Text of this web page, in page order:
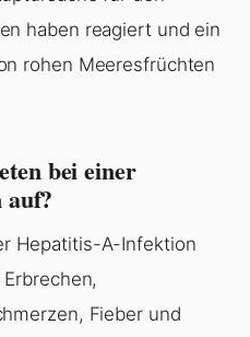
haben reagiert und ein
rohen Meeresfrüchten
bei einer
Hepatitis-A-Infektion
Fieber und